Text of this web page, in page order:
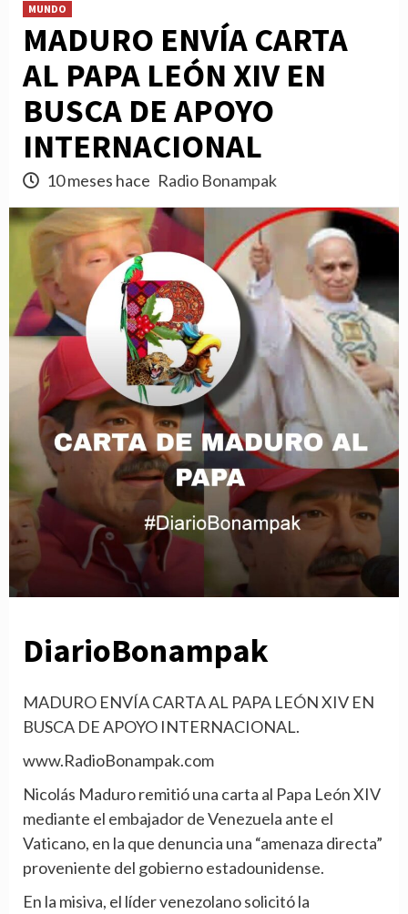
MUNDO
MADURO ENVÍA CARTA
AL PAPA LEÓN XIV EN
BUSCA DE APOYO
INTERNACIONAL
10 meses hace Radio Bonampak
DiarioBonampak
MADURO ENVÍA CARTA AL PAPA LEÓN XIV EN
BUSCA DE APOYO INTERNACIONAL.
www.RadioBonampak.com
Nicolás Maduro remitió una carta al Papa León XIV
mediante el embajador de Venezuela ante el
Vaticano, en la que denuncia una “amenaza directa”
proveniente del gobierno estadounidense.
En la misiva, el líder venezolano solicitó la